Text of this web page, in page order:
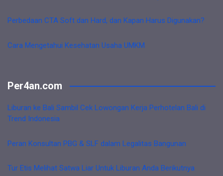
Perbedaan CTA Soft dan Hard, dan Kapan Harus Digunakan?
Cara Mengetahui Kesehatan Usaha UMKM
Per4an.com
Liburan ke Bali Sambil Cek Lowongan Kerja Perhotelan Bali di
Trend Indonesia
Peran Konsultan PBG & SLF dalam Legalitas Bangunan
Tur Etis Melihat Satwa Liar Untuk Liburan Anda Berikutnya